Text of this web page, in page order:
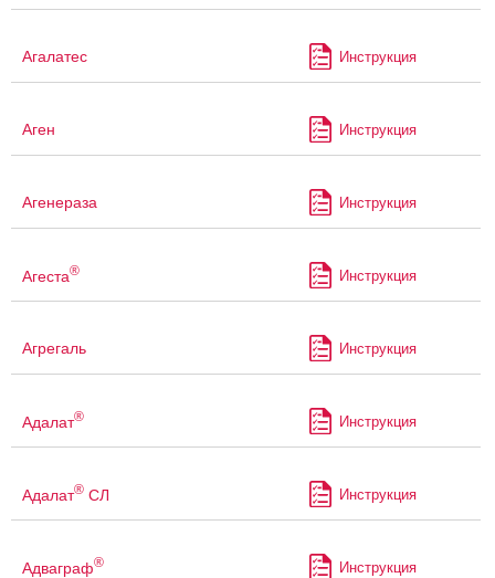
Агалатес Инструкция
Аген Инструкция
Агенераза Инструкция
Агеста® Инструкция
Агрегаль Инструкция
Адалат® Инструкция
Адалат® СЛ Инструкция
Адваграф® Инструкция